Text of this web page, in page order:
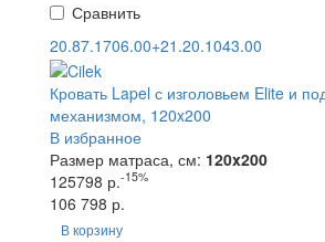
Сравнить
20.87.1706.00+21.20.1043.00
Кровать Lapel с изголовьем Elite и
механизмом, 120x200
В избранное
Размер матраса, см: 120x200
125798 р.-15%
106 798 р.
В корзину